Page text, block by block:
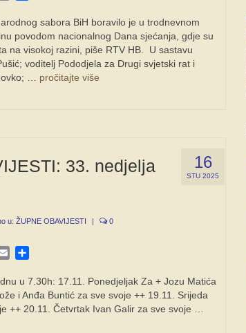
sabora BiH boravilo je u trodnevnom
povodom nacionalnog Dana sjećanja, gdje su
na visokoj razini, piše RTV HB. U sastavu
voditelj Pododjela za Drugi svjetski rat i
… pročitajte više
16
STU 2025
33. nedjelja
u: ŽUPNE OBAVIJESTI | 0
Email
u 7.30h: 17.11. Ponedjeljak Za + Jozu Matića
i Anđa Buntić za sve svoje ++ 19.11. Srijeda
++ 20.11. Četvrtak Ivan Galir za sve svoje …